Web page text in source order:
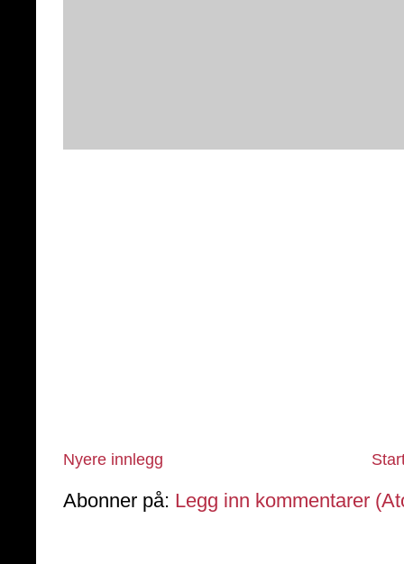
Nyere innlegg
Abonner på: Legg inn kommentarer